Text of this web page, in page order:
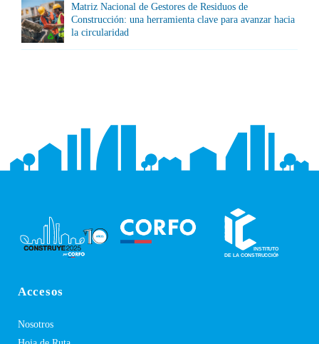
Matriz Nacional de Gestores de Residuos de
Construcción: una herramienta clave para avanzar hacia
la circularidad
Accesos
Nosotros